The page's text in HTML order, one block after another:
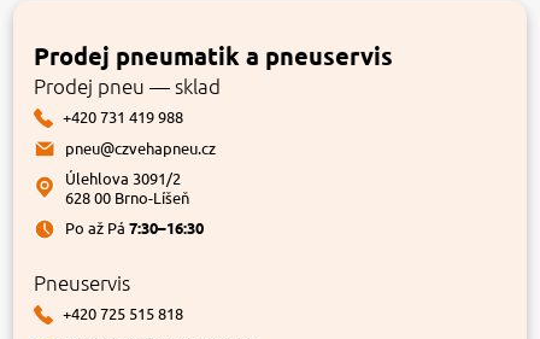
Prodej pneumatik a pneuservis
Prodej pneu — sklad
+420 731 419 988
pneu@czvehapneu.cz
Úlehlova 3091/2
628 00 Brno-Líšeň
Po až Pá7:30–16:30
Pneuservis
+420 725 515 818